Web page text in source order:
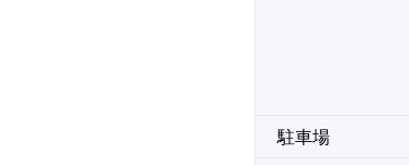
駐車場